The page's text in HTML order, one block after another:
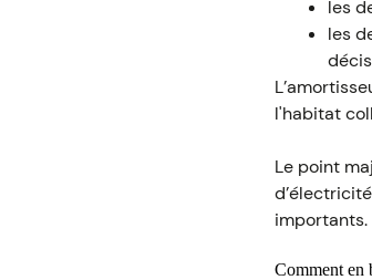
les
les
l'habitat
Le point
importants.
Comment en